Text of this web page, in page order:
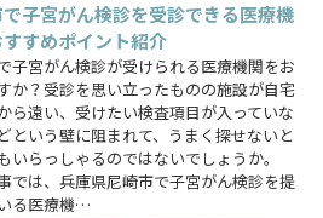
子宮がん検診を受診できる医療機
すめポイント紹介
子宮がん検診が受けられる医療機関をお
か？受診を思い立ったものの施設が自宅
ら遠い、受けたい検査項目が入っていな
という壁に阻まれて、うまく探せないと
いらっしゃるのではないでしょうか。
では、兵庫県尼崎市で子宮がん検診を提
る医療機…